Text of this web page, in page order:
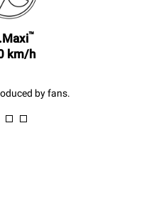
™
km/h
by fans.